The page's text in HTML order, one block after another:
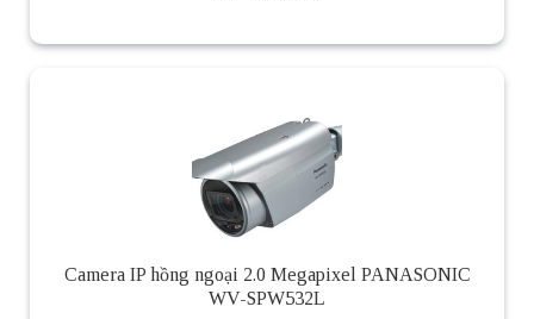
Camera IP hồng ngoại 2.0 Megapixel PANASONIC
WV-SPW532L